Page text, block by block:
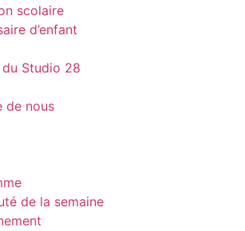
scolaire
d’enfant
Studio 28
de nous
de la semaine